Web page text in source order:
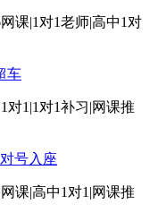
课|1对1老师|高中1对
车
对1|1对1补习|网课推
号入座
课|高中1对1|网课推